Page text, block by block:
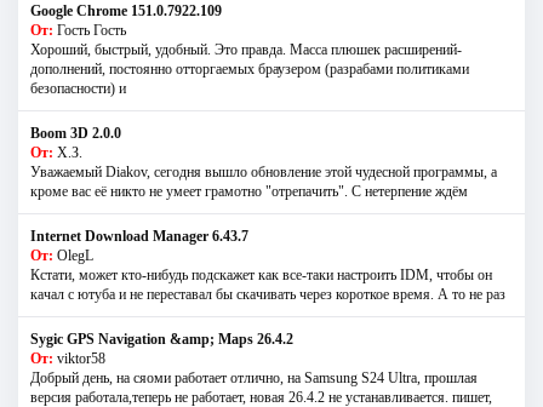
Google Chrome 151.0.7922.109
От: Гость Гость
Хороший, быстрый, удобный. Это правда. Масса плюшек расширений-
дополнений, постоянно отторгаемых браузером (разрабами политиками
безопасности) и
Boom 3D 2.0.0
От: Х.З.
Уважаемый Diakov, сегодня вышло обновление этой чудесной программы, а
кроме вас её никто не умеет грамотно "отрепачить". С нетерпение ждём
Internet Download Manager 6.43.7
От: OlegL
Кстати, может кто-нибудь подскажет как все-таки настроить IDM, чтобы он
качал с ютуба и не переставал бы скачивать через короткое время. А то не раз
Sygic GPS Navigation &amp; Maps 26.4.2
От: viktor58
Добрый день, на сяоми работает отлично, на Samsung S24 Ultra, прошлая
версия работала,теперь не работает, новая 26.4.2 не устанавливается. пишет,